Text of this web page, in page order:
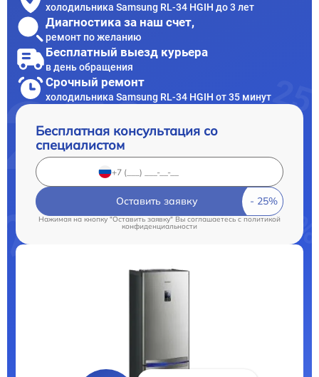
холодильника Samsung RL-34 HGIH до 3 лет
Диагностика за наш счет,
ремонт по желанию
Бесплатный выезд курьера
в день обращения
Срочный ремонт
холодильника Samsung RL-34 HGIH от 35 минут
Бесплатная консультация со
специалистом
Оставить заявку
Нажимая на кнопку "Оставить заявку" Вы соглашаетесь c политикой
конфиденциальности